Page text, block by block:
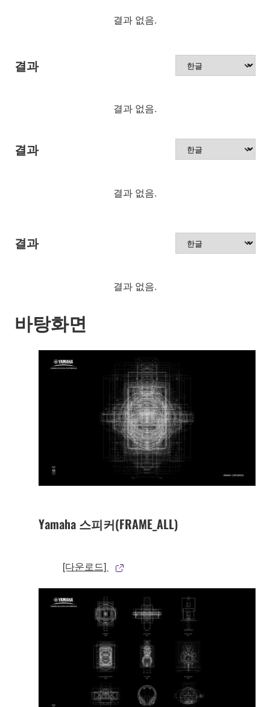
결과 없음.
결과
결과 없음.
결과
결과 없음.
결과
결과 없음.
바탕화면
Yamaha 스피커(FRAME_ALL)
[다운로드]